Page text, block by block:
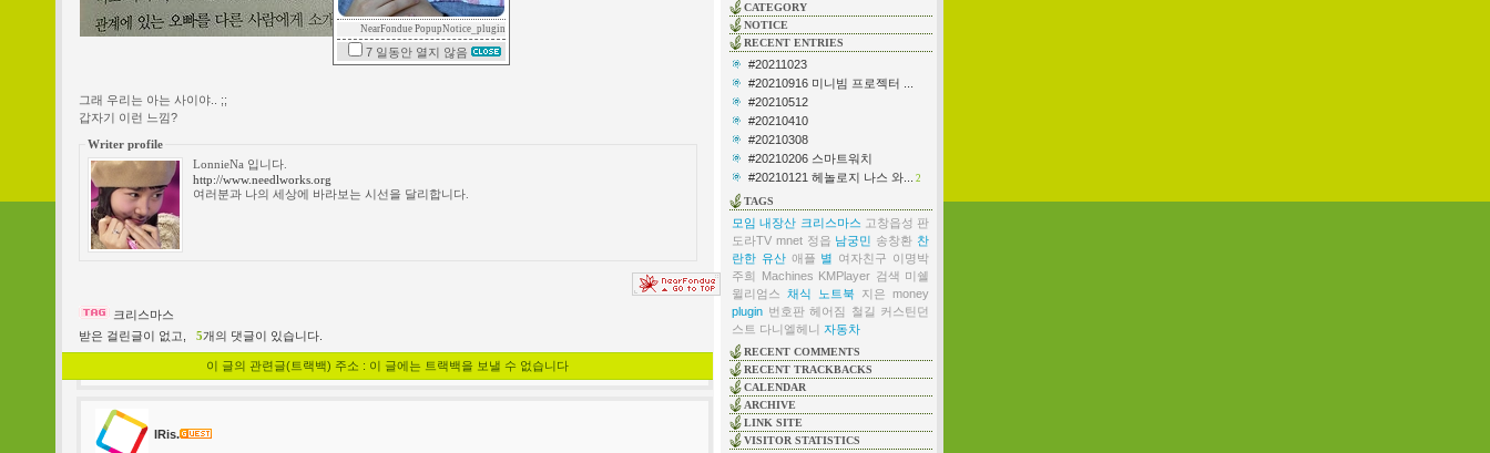
NearFondue PopupNotice_plugin
7 일동안 열지 않음
그래 우리는 아는 사이야.. ;;
갑자기 이런 느낌?
Writer profile
LonnieNa 입니다.
http://www.needlworks.org
여러분과 나의 세상에 바라보는 시선을 달리합니다.
크리스마스
받은 걸린글이 없고,
5개의 댓글이 있습니다.
이 글의 관련글(트랙백) 주소 : 이 글에는 트랙백을 보낼 수 없습니다
IRis.
CATEGORY
NOTICE
RECENT ENTRIES
#20211023
#20210916 미니빔 프로젝터 ...
#20210512
#20210410
#20210308
#20210206 스마트워치
#20210121 헤놀로지 나스 와...
2
TAGS
모임 내장산 크리스마스 고창읍성 판
도라TV mnet 정읍 남궁민 송창환 찬
란한 유산 애플 별 여자친구 이명박
주희
Machines KMPlayer 검색 미쉘
윌리엄스 채식 노트북 지은
money
plugin 번호판 헤어짐 철길 커스틴던
스트 다니엘헤니 자동차
RECENT COMMENTS
RECENT TRACKBACKS
CALENDAR
ARCHIVE
LINK SITE
VISITOR STATISTICS